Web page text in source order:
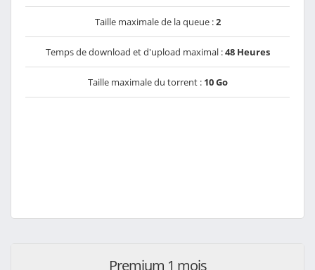
Taille maximale de la queue :2
Temps de download et d'upload maximal :48 Heures
Taille maximale du torrent : 10 Go
Premium 1 mois